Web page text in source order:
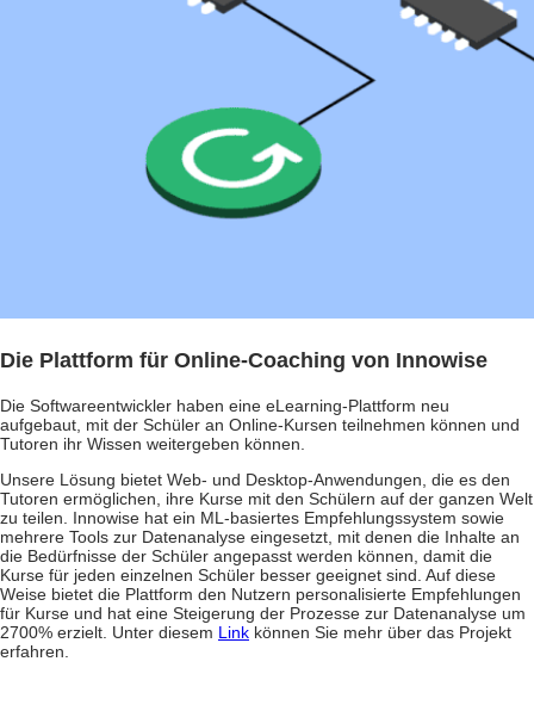
Die Plattform für Online-Coaching von Innowise
Die Softwareentwickler haben eine eLearning-Plattform neu
aufgebaut, mit der Schüler an Online-Kursen teilnehmen können und
Tutoren ihr Wissen weitergeben können.
Unsere Lösung bietet Web- und Desktop-Anwendungen, die es den
Tutoren ermöglichen, ihre Kurse mit den Schülern auf der ganzen Welt
zu teilen. Innowise hat ein ML-basiertes Empfehlungssystem sowie
mehrere Tools zur Datenanalyse eingesetzt, mit denen die Inhalte an
die Bedürfnisse der Schüler angepasst werden können, damit die
Kurse für jeden einzelnen Schüler besser geeignet sind. Auf diese
Weise bietet die Plattform den Nutzern personalisierte Empfehlungen
für Kurse und hat eine Steigerung der Prozesse zur Datenanalyse um
2700% erzielt. Unter diesem Link können Sie mehr über das Projekt
erfahren.